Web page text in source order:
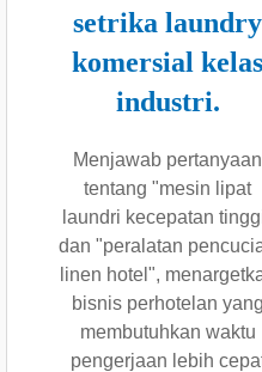
setrika laundry
komersial kelas
industri.
Menjawab pertanyaan
tentang "mesin lipat
laundri kecepatan
dan "peralatan
linen hotel",
bisnis perhotelan yang
membutuhkan waktu
pengerjaan lebih